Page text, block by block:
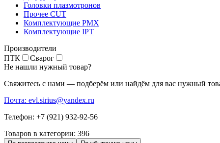
Головки плазмотронов
Прочее CUT
Комплектующие PMX
Комплектующие IPT
Производители
ПТК
Сварог
Не нашли нужный товар?
Свяжитесь с нами — подберём или найдём для вас нужный
Почта: evl.sirius@yandex.ru
Телефон: +7 (921) 932-92-56
Товаров в категории: 396